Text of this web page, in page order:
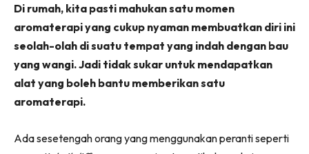
Di rumah, kita pasti mahukan satu momen
aromaterapi yang cukup nyaman membuatkan diri ini
seolah-olah di suatu tempat yang indah dengan bau
yang wangi. Jadi tidak sukar untuk mendapatkan
alat yang boleh bantu memberikan satu
aromaterapi.
Ada sesetengah orang yang menggunakan peranti seperti